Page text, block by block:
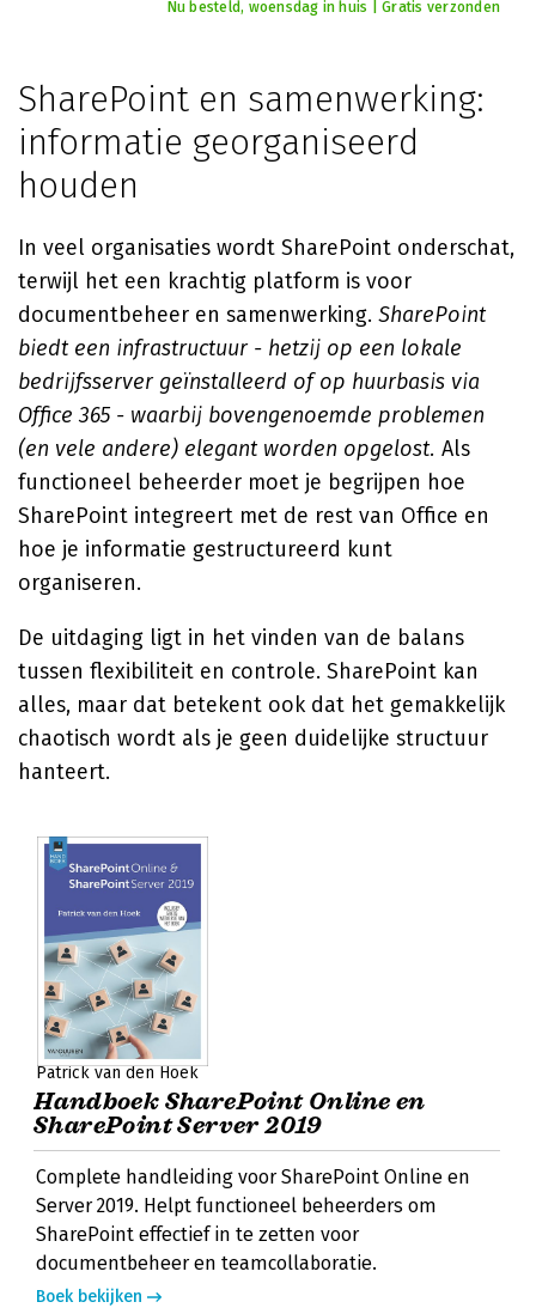
Nu besteld, woensdag in huis | Gratis verzonden
SharePoint en samenwerking:
informatie georganiseerd
houden
In veel organisaties wordt SharePoint onderschat,
terwijl het een krachtig platform is voor
documentbeheer en samenwerking. SharePoint
biedt een infrastructuur - hetzij op een lokale
bedrijfsserver geïnstalleerd of op huurbasis via
Office 365 - waarbij bovengenoemde problemen
(en vele andere) elegant worden opgelost. Als
functioneel beheerder moet je begrijpen hoe
SharePoint integreert met de rest van Office en
hoe je informatie gestructureerd kunt
organiseren.
De uitdaging ligt in het vinden van de balans
tussen flexibiliteit en controle. SharePoint kan
alles, maar dat betekent ook dat het gemakkelijk
chaotisch wordt als je geen duidelijke structuur
hanteert.
Patrick van den Hoek
Handboek SharePoint Online en
SharePoint Server 2019
Complete handleiding voor SharePoint Online en
Server 2019. Helpt functioneel beheerders om
SharePoint effectief in te zetten voor
documentbeheer en teamcollaboratie.
Boek bekijken